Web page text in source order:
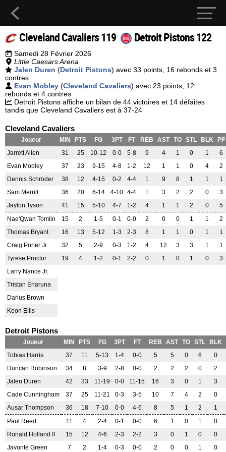
Cleveland Cavaliers 119 Detroit Pistons 122
Samedi 28 Février 2026
Little Caesars Arena
Jalen Duren (Detroit Pistons) avec 33 points, 16 rebonds et 3
contres
Evan Mobley (Cleveland Cavaliers) avec 23 points, 12
rebonds et 4 contres
Detroit Pistons affiche un bilan de 44 victoires et 14 défaites
tandis que Cleveland Cavaliers est à 37-24
Cleveland Cavaliers
Joueur MIN PTS FG 3PT FT REB AST TO STL BLK
PF
Jarrett Allen
31 25 10-12 0-0 5-8 9 4 1 0 1
6
Evan Mobley
37 23 9-15 4-8 1-2 12 1 1 0 4
2
Dennis Schroder
38 12 4-15 0-2 4-4 1 9 8 1 1
1
Sam Merrill
36 20 6-14 4-10 4-4 1 3 2 2 0
3
Jaylon Tyson
41 15 5-10 4-7 1-2 4 1 1 2 0
5
Nae'Qwan Tomlin
15 2 1-5 0-1 0-0 2 0 0 1 1
2
Thomas Bryant
16 13 5-12 1-3 2-3 8 1 1 0 1
1
Craig Porter Jr.
32 5 2-9 0-3 1-2 4 12 3 3 1
1
Tyrese Proctor
19 4 1-2 0-1 2-2 0 1 0 1 0
3
Larry Nance Jr.
Tristan Enaruna
Darius Brown
Keon Ellis
Detroit Pistons
Joueur MIN PTS FG 3PT FT REB AST TO STL
BLK
Tobias Harris
37 11 5-13 1-4 0-0 5 5 0 6
0
Duncan Robinson
34 8 3-9 2-8 0-0 2 2 2 0
2
Jalen Duren
42 33 11-19 0-0 11-15 16 3 0 1
3
Cade Cunningham
37 25 11-21 0-3 3-5 10 7 4 2
0
Ausar Thompson
36 18 7-10 0-0 4-6 8 5 1 2
1
Paul Reed
11 4 2-4 0-1 0-0 6 1 0 1
0
Ronald Holland II
15 12 4-6 2-3 2-2 3 0 1 0
0
Javonte Green
7 2 1-4 0-3 0-0 2 0 0 1 0